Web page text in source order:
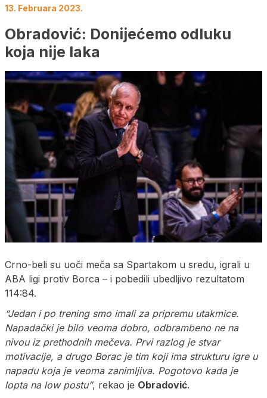
13. Februara 2023.
Obradović: Donijećemo odluku
koja nije laka
Crno-beli su uoči meča sa Spartakom u sredu, igrali u
ABA ligi protiv Borca – i pobedili ubedljivo rezultatom
114:84.
“Jedan i po trening smo imali za pripremu utakmice.
Napadački je bilo veoma dobro, odbrambeno ne na
nivou iz prethodnih mečeva. Prvi razlog je stvar
motivacije, a drugo Borac je tim koji ima strukturu igre u
napadu koja je veoma zanimljiva. Pogotovo kada je
lopta na low postu”, rekao je Obradović.